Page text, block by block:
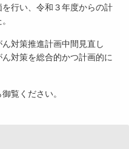
行い、令和３年度からの計
対策推進計画中間見直し
対策を総合的かつ計画的に
覧ください。